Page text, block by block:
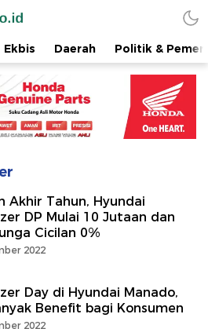
Utara
Ekbis Daerah Politik &
Akhir Tahun, Hyundai
DP Mulai 10 Jutaan dan
Cicilan 0%
2022
Day di Hyundai Manado,
Benefit bagi Konsumen
2022